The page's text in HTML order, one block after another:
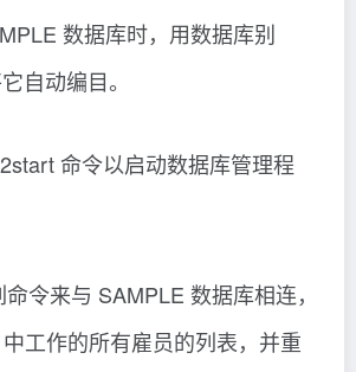
数据库时，用数据库别
自动编目。
命令以启动数据库管理程
命令来与 SAMPLE 数据库相连，
工作的所有雇员的列表，并重